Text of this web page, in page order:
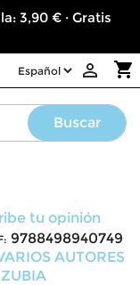
3,90 € · Gratis
shopping_cart

Buscar
tu opinión
9788498940749
AUTORES
ZUBIA